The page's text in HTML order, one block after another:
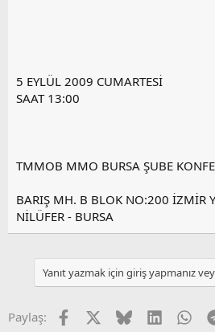
5 EYLÜL 2009 CUMARTESİ
SAAT 13:00
TMMOB MMO BURSA ŞUBE
BARIŞ MH. B BLOK NO:200 İZMİR
NİLÜFER - BURSA
Yanıt yazmak için giriş yapmanız
Paylaş: Facebook BlueskyLinkedIn